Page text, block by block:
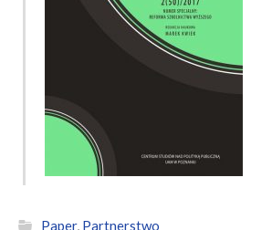
Paper, Partnerstwo